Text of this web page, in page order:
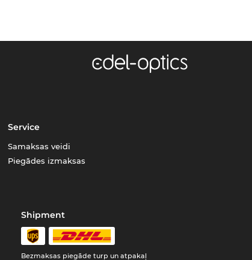
Service
Samaksas veidi
Piegādes izmaksas
Shipment
Bezmaksas piegāde turp un atpakaļ